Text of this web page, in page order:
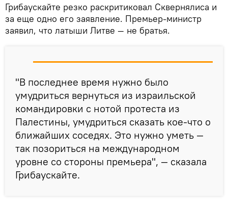
Грибаускайте резко раскритиковал Сквернялиса и
за еще одно его заявление. Премьер-министр
заявил, что латыши Литве — не братья.
"В последнее время нужно было
умудриться вернуться из израильской
командировки с нотой протеста из
Палестины, умудриться сказать кое-что о
ближайших соседях. Это нужно уметь —
так позориться на международном
уровне со стороны премьера", — сказала
Грибаускайте.